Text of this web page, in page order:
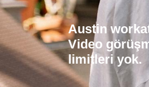
Austin
Video
limitleri yok.